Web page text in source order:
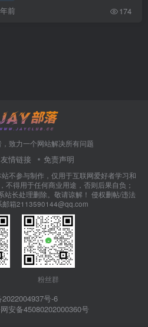
前 174
致力一个网站解决所有问题
友情链接 免责声明
不参与制作，仅用于互联网爱好者学习和
不得用于任何商业用途，否则后果自负；
站长处理删除。敬请谅解！ 侵权删帖/违法
邮箱2113590144@qq.com
粉丝群
号-6
安备45080202000360号